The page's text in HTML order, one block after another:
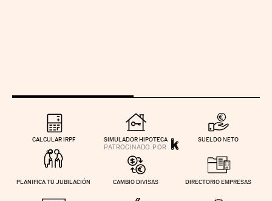
CALCULAR IRPF SIMULADOR HIPOTECA SUELDO NETO
PLANIFICA TU JUBILACIÓN CAMBIO DIVISAS DIRECTORIO EMPRESAS